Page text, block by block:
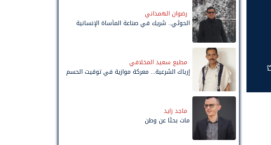
رضوان الهمداني
الحوثي.. شريك في صناعة المأساة الإنسانية
مطيع سعيد المخلافي
إرباك الشرعية... معركة موازية في توقيت الحسم
ماجد زايد
مات بحثًا عن وطن